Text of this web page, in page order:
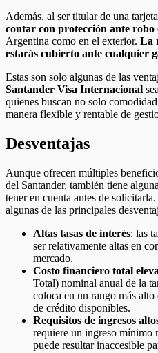
Además, al ser titular de una
contar con protección ante robo
Argentina como en el exterior. La
estarás cubierto ante cualquier
Estas son solo algunas de las
Santander Visa Internacional
quienes buscan no solo
manera flexible y rentable de
Desventajas
Aunque ofrecen múltiples
del Santander, también tiene
tener en cuenta antes de
algunas de las principales
Altas tasas de interés: las
ser relativamente altas en
mercado.
Costo financiero total
Total) nominal anual de la
coloca en un rango más
de crédito disponibles.
Requisitos de ingresos
requiere un ingreso mínimo
puede resultar inaccesible